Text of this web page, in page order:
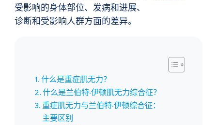
受影响的身体部位、发病和进展、
诊断和受影响人群方面的差异。
什么是重症肌无力？
什么是兰伯特·伊顿肌无力综合征？
重症肌无力与兰伯特·伊顿综合征：
主要区别